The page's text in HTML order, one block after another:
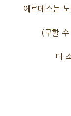
에르메스는
(구할 수
더